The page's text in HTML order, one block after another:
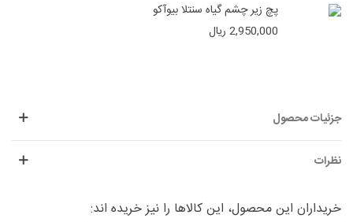
پچ زیر چشم گیاه سنتلا بیوآکو
2,950,000 ریال
جزئیات محصول
نظرات
خریداران این محصول، این کالاها را نیز خریده اند: